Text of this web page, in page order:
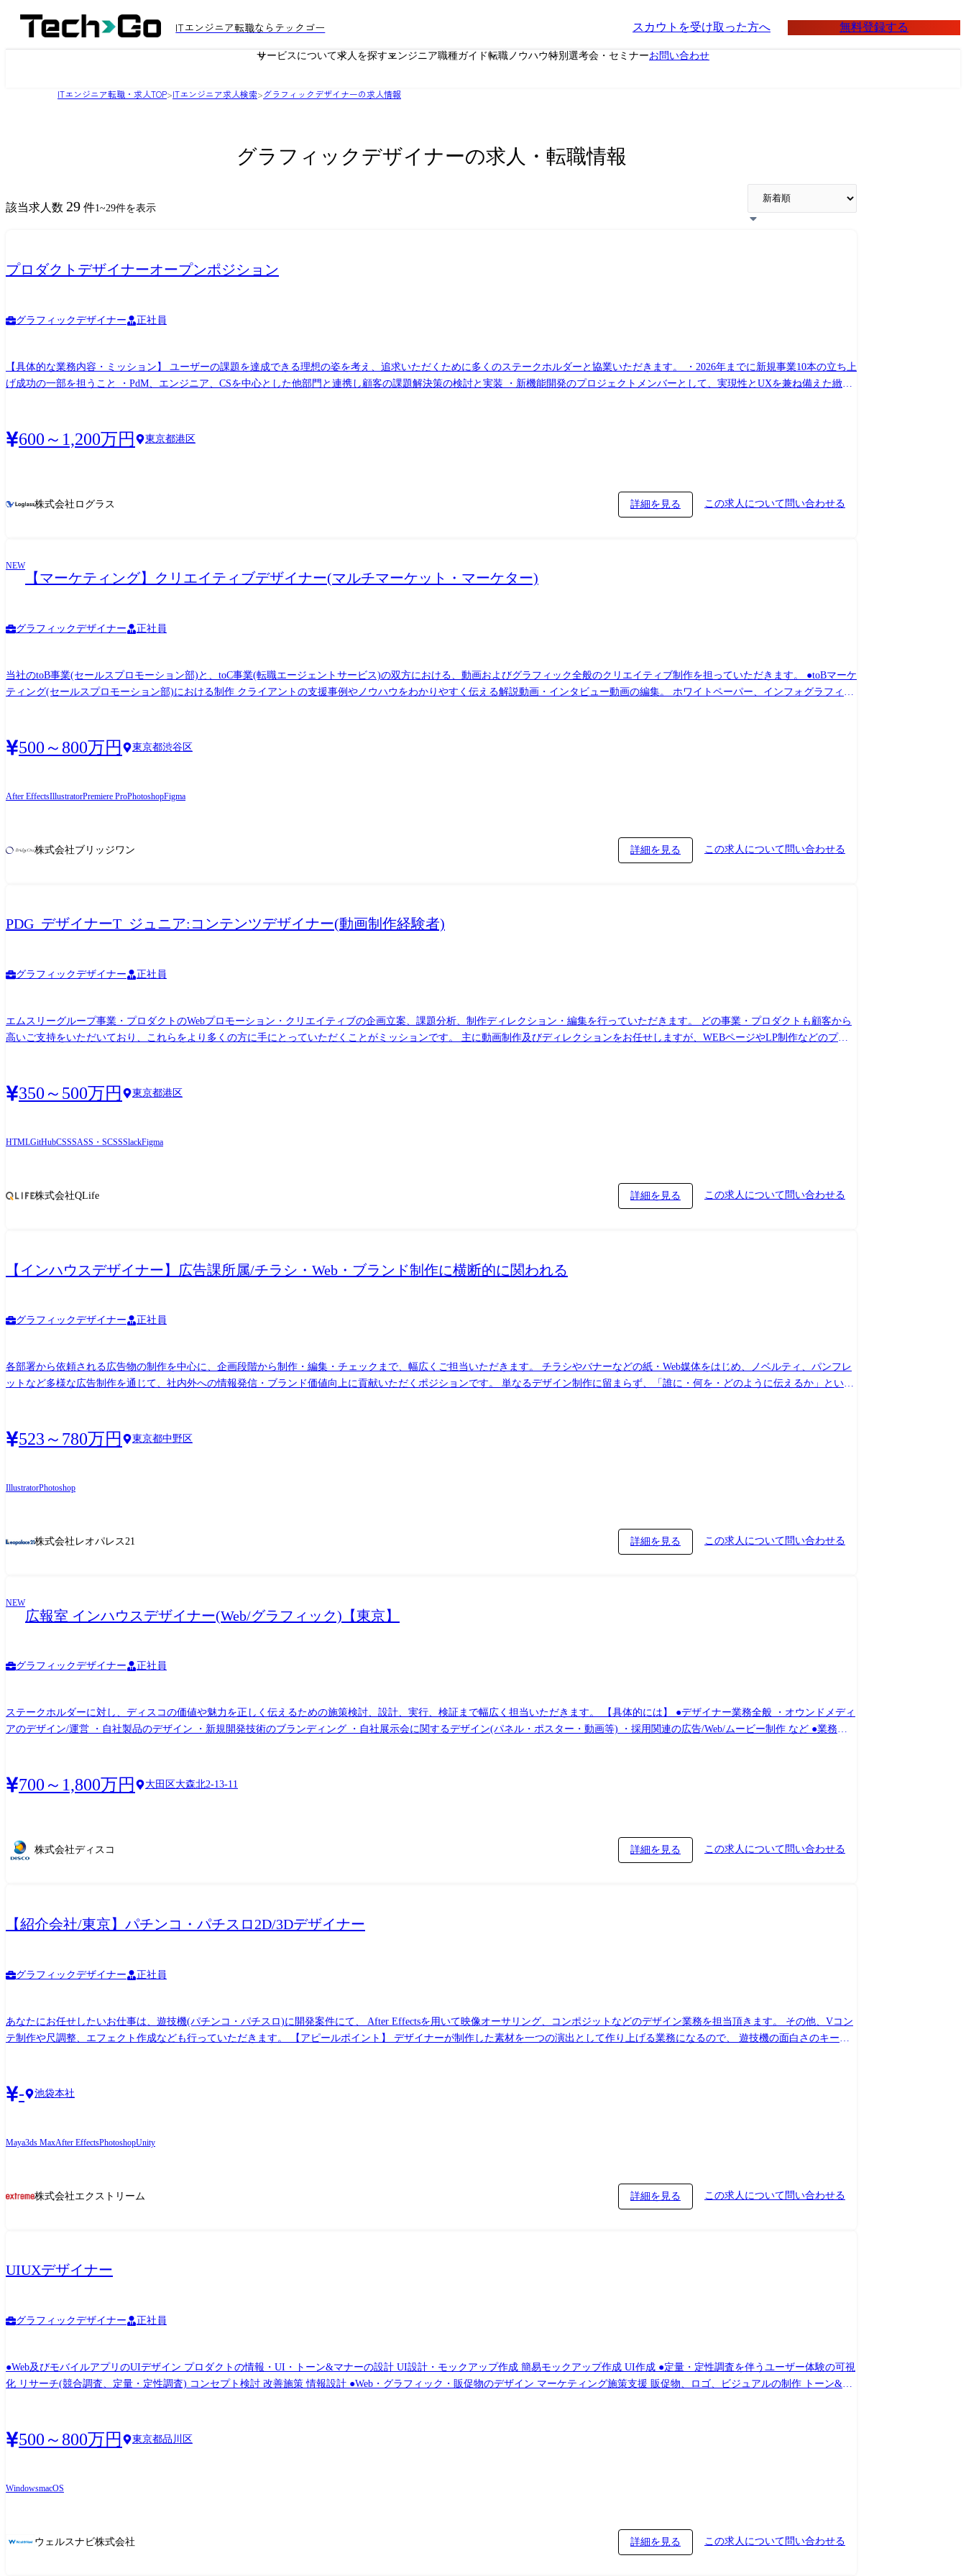
ITエンジニア転職ならテックゴー スカウトを受け取った方へ 無料登録する
サービスについて求人を探すエンジニア職種ガイド転職ノウハウ特別選考会・セミナーお問い合わせ
ITエンジニア転職・求人TOP>ITエンジニア求人検索>グラフィックデザイナーの求人情報
グラフィックデザイナーの求人・転職情報
該当求人数 29 件1~29件を表示
プロダクトデザイナーオープンポジション
グラフィックデザイナー 正社員
【具体的な業務内容・ミッション】 ユーザーの課題を達成できる理想の姿を考え、追求いただくために多くのステークホルダーと協業いただきます。 ・2026年までに新規事業10本の立ち上
げ成功の一部を担うこと ・PdM、エンジニア、CSを中心とした他部門と連携し顧客の課題解決策の検討と実装 ・新機能開発のプロジェクトメンバーとして、実現性とUXを兼ね備えた緻密
600～1,200万円 東京都港区
株式会社ログラス 詳細を見る この求人について問い合わせる
NEW
【マーケティング】クリエイティブデザイナー(マルチマーケット・マーケター)
グラフィックデザイナー 正社員
当社のtoB事業(セールスプロモーション部)と、toC事業(転職エージェントサービス)の双方における、動画およびグラフィック全般のクリエイティブ制作を担っていただきます。 ●toBマーケ
ティング(セールスプロモーション部)における制作 クライアントの支援事例やノウハウをわかりやすく伝える解説動画・インタビュー動画の編集。 ホワイトペーパー、インフォグラフィッ
スケジュールの管理。
500～800万円 東京都渋谷区
After EffectsIllustratorPremiere ProPhotoshopFigma
株式会社ブリッジワン 詳細を見る この求人について問い合わせる
PDG_デザイナーT_ジュニア:コンテンツデザイナー(動画制作経験者)
グラフィックデザイナー 正社員
エムスリーグループ事業・プロダクトのWebプロモーション・クリエイティブの企画立案、課題分析、制作ディレクション・編集を行っていただきます。 どの事業・プロダクトも顧客から
高いご支持をいただいており、これらをより多くの方に手にとっていただくことがミッションです。 主に動画制作及びディレクションをお任せしますが、WEBページやLP制作などのプロ
業務内容】 ・エムスリーグループ事業のクリエイティブ(動画・LP・Webサイト等)制作&ディレクション&マーケティング ・定量/定性データに基づく課題分析・インサイト発掘 ・ユーザー
インタビュー/関係各所へのヒアリング ・中長期的な改善施策の立案・検証実行 ・動画の企画立案、撮影、運用などディレクション全般 ・YouTube/metaなど継続運用 【主に使用する言語、
Zoom、Confluence、Backlog など 【育成プロセス】 OJT ・入社1ヶ月～2ヶ月: 各プロジェクトのキャッチアップ・制作に入る 指導者・メンターとの1on1によるサポート(頻度多め) ・入
350～500万円 東京都港区
HTMLGitHubCSSSASS・SCSSSlackFigma
株式会社QLife 詳細を見る この求人について問い合わせる
【インハウスデザイナー】広告課所属/チラシ・Web・ブランド制作に横断的に関われる
グラフィックデザイナー 正社員
各部署から依頼される広告物の制作を中心に、企画段階から制作・編集・チェックまで、幅広くご担当いただきます。 チラシやバナーなどの紙・Web媒体をはじめ、ノベルティ、パンフレ
ットなど多様な広告制作を通じて、社内外への情報発信・ブランド価値向上に貢献いただくポジションです。 単なるデザイン制作に留まらず、「誰に・何を・どのように伝えるか」といっ
Photoshopを用いたDTP・Web素材制作が中心となります。 ・パンフレット等の制作進行・スケジュール管理 ・社内各部署・外部制作会社との調整・連携 ・広告物の内容・表現チェック、
修正対応 ・制作データの管理、入稿データ作成 ・動画コンテンツの簡単な制作・編集業務 ※将来的には、制作ルールの整備やクリエイティブ品質の向上施策にも関わっていただくことを
523～780万円 東京都中野区
IllustratorPhotoshop
株式会社レオパレス21 詳細を見る この求人について問い合わせる
NEW
広報室 インハウスデザイナー(Web/グラフィック)【東京】
グラフィックデザイナー 正社員
ステークホルダーに対し、ディスコの価値や魅力を正しく伝えるための施策検討、設計、実行、検証まで幅広く担当いただきます。 【具体的には】 ●デザイナー業務全般 ・オウンドメディ
アのデザイン/運営 ・自社製品のデザイン ・新規開発技術のブランディング ・自社展示会に関するデザイン(パネル・ポスター・動画等) ・採用関連の広告/Web/ムービー制作 など ●業務改
野球場にロゴを掲示する ・撮影の代わりに自社製品をCGで表現する ・大きな認知度向上のため、地上波CMを企画する など 【業務内容についての補足】 入社当初:各求人票内の業務内容欄
記載の業務内容 変更の範囲:弊社就業規則に基づき、異動を命じることがある
700～1,800万円 大田区大森北2-13-11
株式会社ディスコ 詳細を見る この求人について問い合わせる
【紹介会社/東京】パチンコ・パチスロ2D/3Dデザイナー
グラフィックデザイナー 正社員
あなたにお任せしたいお仕事は、遊技機(パチンコ・パチスロ)に開発案件にて、 After Effectsを用いて映像オーサリング、コンポジットなどのデザイン業務を担当頂きます。 その他、Vコン
テ制作や尺調整、エフェクト作成なども行っていただきます。 【アピールポイント】 デザイナーが制作した素材を一つの演出として作り上げる業務になるので、 遊技機の面白さのキーと
- 池袋本社
Maya3ds MaxAfter EffectsPhotoshopUnity
株式会社エクストリーム 詳細を見る この求人について問い合わせる
UIUXデザイナー
グラフィックデザイナー 正社員
●Web及びモバイルアプリのUIデザイン プロダクトの情報・UI・トーン&マナーの設計 UI設計・モックアップ作成 簡易モックアップ作成 UI作成 ●定量・定性調査を伴うユーザー体験の可視
化 リサーチ(競合調査、定量・定性調査) コンセプト検討 改善施策 情報設計 ●Web・グラフィック・販促物のデザイン マーケティング施策支援 販促物、ロゴ、ビジュアルの制作 トーン&マ
500～800万円 東京都品川区
WindowsmacOS
ウェルスナビ株式会社 詳細を見る この求人について問い合わせる